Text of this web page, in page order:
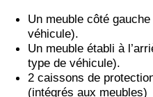
Un meuble côté
véhicule).
Un meuble établi à
type de véhicule).
2 caissons de
(intégrés aux meubles)